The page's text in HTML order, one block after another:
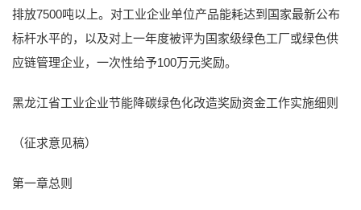
排放7500吨以上。对工业企业单位产品能耗达到国家最新公布
标杆水平的，以及对上一年度被评为国家级绿色工厂或绿色供
应链管理企业，一次性给予100万元奖励。
黑龙江省工业企业节能降碳绿色化改造奖励资金工作实施细则
（征求意见稿）
第一章总则